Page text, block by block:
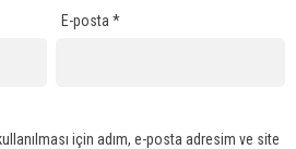
E-posta*
için adım, e-posta adresim ve site